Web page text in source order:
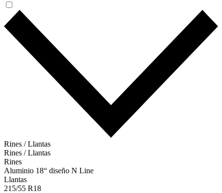
Rines / Llantas
Rines / Llantas
Rines
Aluminio 18“ diseño N Line
Llantas
215/55 R18